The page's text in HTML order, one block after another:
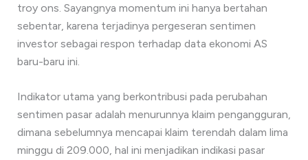
troy ons. Sayangnya momentum ini hanya bertahan
sebentar, karena terjadinya pergeseran sentimen
investor sebagai respon terhadap data ekonomi AS
baru-baru ini.
Indikator utama yang berkontribusi pada perubahan
sentimen pasar adalah menurunnya klaim pengangguran,
dimana sebelumnya mencapai klaim terendah dalam lima
minggu di 209.000, hal ini menjadikan indikasi pasar